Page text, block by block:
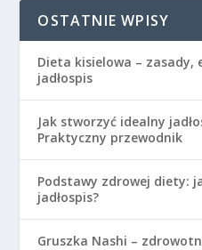
OSTATNIE WPISY
Dieta kisielowa – zasady,
jadłospis
Jak stworzyć idealny
Praktyczny przewodnik
Podstawy zdrowej diety:
jadłospis?
Gruszka Nashi –